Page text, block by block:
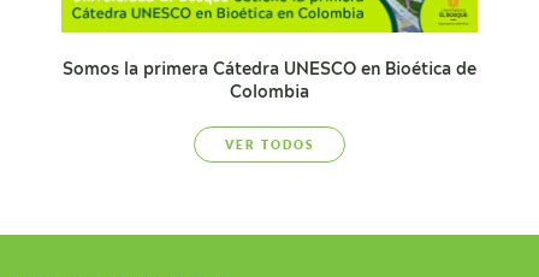
Somos la primera Cátedra UNESCO en Bioética de
Colombia
VER TODOS